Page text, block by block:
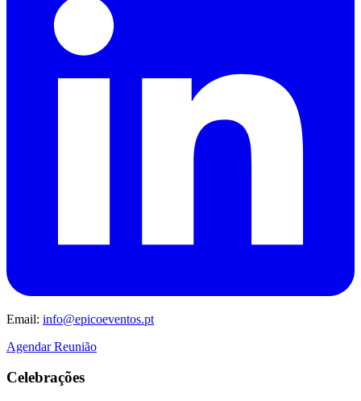
Email: info@epicoeventos.pt
Agendar Reunião
Celebrações